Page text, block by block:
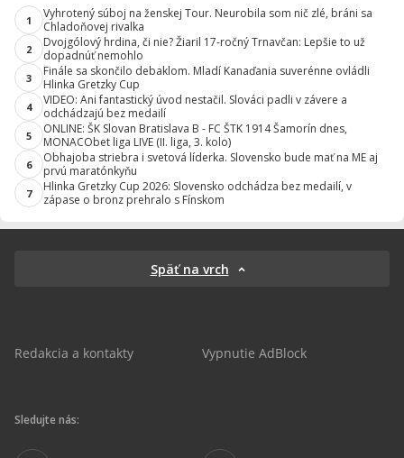
1
Vyhrotený súboj na ženskej Tour. Neurobila som nič zlé, bráni sa
Chladoňovej rivalka
2
Dvojgólový hrdina, či nie? Žiaril 17-ročný Trnavčan: Lepšie to už
dopadnúť nemohlo
3
Finále sa skončilo debaklom. Mladí Kanaďania suverénne ovládli
Hlinka Gretzky Cup
4
VIDEO: Ani fantastický úvod nestačil. Slováci padli v závere a
odchádzajú bez medailí
5
ONLINE: ŠK Slovan Bratislava B - FC ŠTK 1914 Šamorín dnes,
MONACObet liga LIVE (II. liga, 3. kolo)
6
Obhajoba striebra i svetová líderka. Slovensko bude mať na ME aj
prvú maratónkyňu
7
Hlinka Gretzky Cup 2026: Slovensko odchádza bez medailí, v
zápase o bronz prehralo s Fínskom
Späť na vrch
Redakcia a kontakty Vypnutie AdBlock
Sledujte nás: